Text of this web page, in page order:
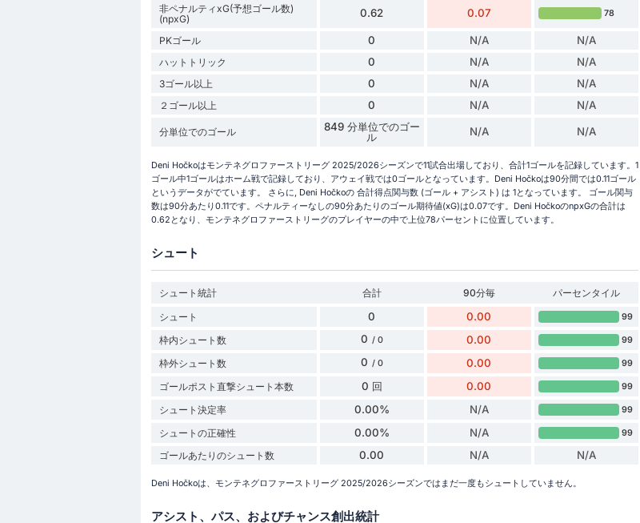
非ペナルティxG(予想ゴール数)
(npxG)
0.62 0.07 78
PKゴール 0 N/A N/A
ハットトリック 0 N/A N/A
3ゴール以上 0 N/A N/A
２ゴール以上 0 N/A N/A
分単位でのゴール
849 分単位でのゴー
ル
N/A N/A
Deni Hočkoはモンテネグロファーストリーグ 2025/2026シーズンで11試合出場しており、合計1ゴールを記録しています。1
ゴール中1ゴールはホーム戦で記録しており、アウェイ戦では0ゴールとなっています。Deni Hočkoは90分間では0.11ゴール
というデータがでています。 さらに, Deni Hočkoの 合計得点関与数 (ゴール + アシスト) は 1となっています。 ゴール関与
数は90分あたり0.11です。ペナルティーなしの90分あたりのゴール期待値(xG)は0.07です。Deni HočkoのnpxGの合計は
0.62となり、モンテネグロファーストリーグのプレイヤーの中で上位78パーセントに位置しています。
シュート
シュート統計 合計 90分毎
パーセンタイル
シュート
0 0.00 99
枠内シュート数 0 / 0 0.00 99
枠外シュート数 0 / 0 0.00 99
ゴールポスト直撃シュート本数 0 回 0.00 99
シュート決定率 0.00% N/A 99
シュートの正確性 0.00% N/A 99
ゴールあたりのシュート数 0.00 N/A N/A
Deni Hočkoは、モンテネグロファーストリーグ 2025/2026シーズンではまだ一度もシュートしていません。
アシスト、パス、およびチャンス創出統計